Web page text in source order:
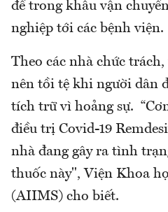
đề trong khâu vận
nghiệp tới các bệnh viện.
Theo các nhà chức
nên tồi tệ khi người dân
tích trữ vì hoảng sự.
điều trị Covid-19
nhà đang gây ra tình
thuốc này", Viện Khoa
(AIIMS) cho biết.